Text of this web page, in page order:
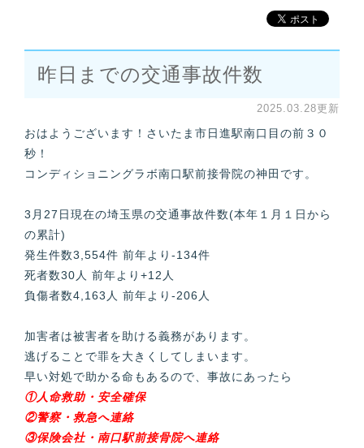
昨日までの交通事故件数
2025.03.28更新
おはようございます！さいたま市日進駅南口目の前３０
秒！
コンディショニングラボ南口駅前接骨院の神田です。
3月27日現在の埼玉県の交通事故件数(本年１月１日から
の累計)
発生件数3,554件 前年より-134件
死者数30人 前年より+12人
負傷者数4,163人 前年より-206人
加害者は被害者を助ける義務があります。
逃げることで罪を大きくしてしまいます。
早い対処で助かる命もあるので、事故にあったら
①人命救助・安全確保
②警察・救急へ連絡
③保険会社・南口駅前接骨院へ連絡